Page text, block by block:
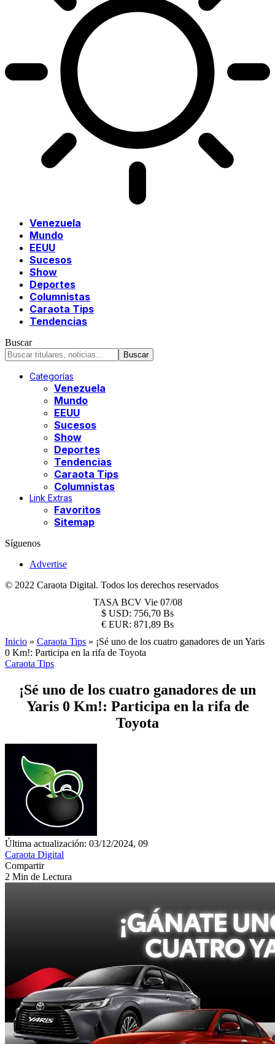
Venezuela
Mundo
EEUU
Sucesos
Show
Deportes
Columnistas
Caraota Tips
Tendencias
Buscar
Categorías
Venezuela
Mundo
EEUU
Sucesos
Show
Deportes
Tendencias
Caraota Tips
Columnistas
Link Extras
Favoritos
Sitemap
Síguenos
Advertise
© 2022 Caraota Digital. Todos los derechos reservados
TASA BCV Vie 07/08
$ USD: 756,70 Bs
€ EUR: 871,89 Bs
Inicio » Caraota Tips » ¡Sé uno de los cuatro ganadores de un Yaris
0 Km!: Participa en la rifa de Toyota
Caraota Tips
¡Sé uno de los cuatro ganadores de un
Yaris 0 Km!: Participa en la rifa de
Toyota
Última actualización: 03/12/2024, 09
Caraota Digital
Compartir
2 Min de Lectura